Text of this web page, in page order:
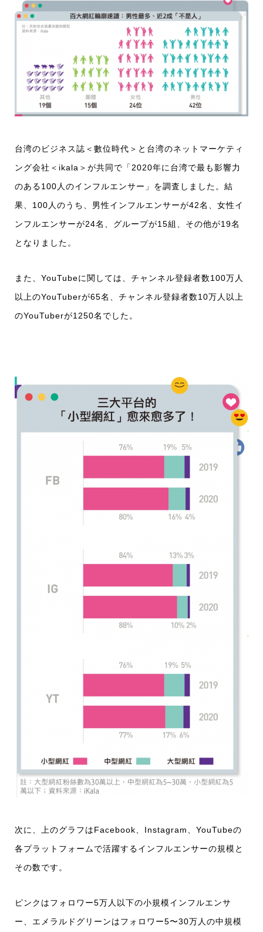
台湾のビジネス誌＜數位時代＞と台湾のネットマーケティ
ング会社＜ikala＞が共同で「2020年に台湾で最も影響力
のある100人のインフルエンサー」を調査しました。結
果、100人のうち、男性インフルエンサーが42名、女性イ
ンフルエンサーが24名、グループが15組、その他が19名
となりました。
また、YouTubeに関しては、チャンネル登録者数100万人
以上のYouTuberが65名、チャンネル登録者数10万人以上
のYouTuberが1250名でした。
次に、上のグラフはFacebook、Instagram、YouTubeの
各プラットフォームで活躍するインフルエンサーの規模と
その数です。
ピンクはフォロワー5万人以下の小規模インフルエンサ
ー、エメラルドグリーンはフォロワー5〜30万人の中規模